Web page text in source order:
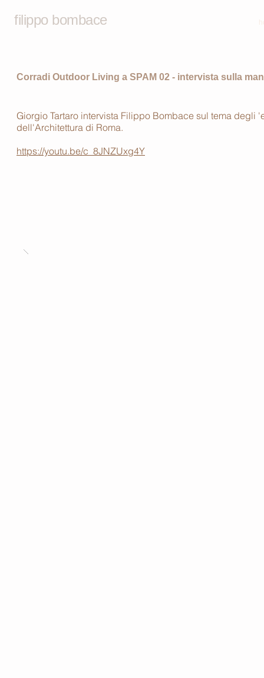
filippo bombace
Corradi Outdoor Living a SPAM 02 - intervista sulla
Giorgio Tartaro intervista Filippo Bombace sul tema degli
dell'Architettura di Roma.
https://youtu.be/c_8JNZUxg4Y